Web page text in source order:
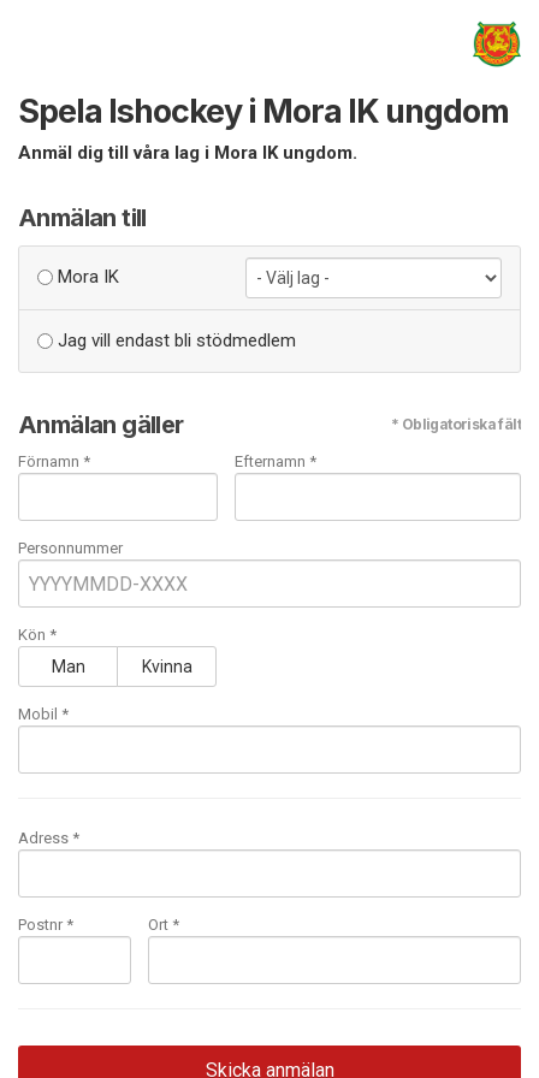
Spela Ishockey i Mora IK ungdom
Anmäl dig till våra lag i Mora IK ungdom.
Anmälan till
Mora IK
Jag vill endast bli stödmedlem
Anmälan gäller * Obligatoriska fält
Förnamn * Efternamn *
Personnummer
Kön *
Man Kvinna
Mobil *
Adress *
Postnr * Ort *